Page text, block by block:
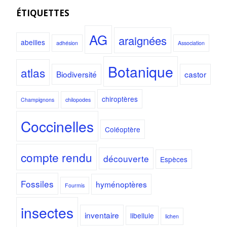
ÉTIQUETTES
abeilles adhésion AG araignées Association
atlas Biodiversité Botanique castor
Champignons chilopodes chiroptères
Coccinelles Coléoptère
compte rendu découverte Espèces
Fossiles Fourmis hyménoptères
insectes inventaire libellule lichen